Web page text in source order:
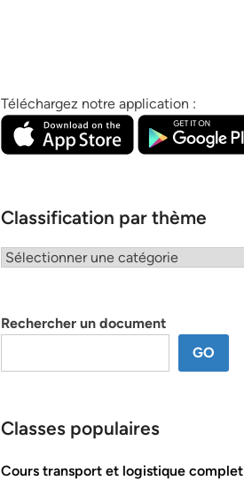
Téléchargez notre application :
Classification par thème
Classification
Rechercher un document
GO
Classes populaires
Cours transport et logistique complet